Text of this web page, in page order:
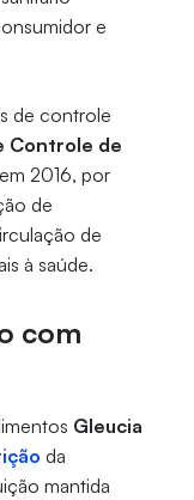
e
de controle
Controle de
2016, por
de
de
à saúde.
com
Gleucia
da
mantida